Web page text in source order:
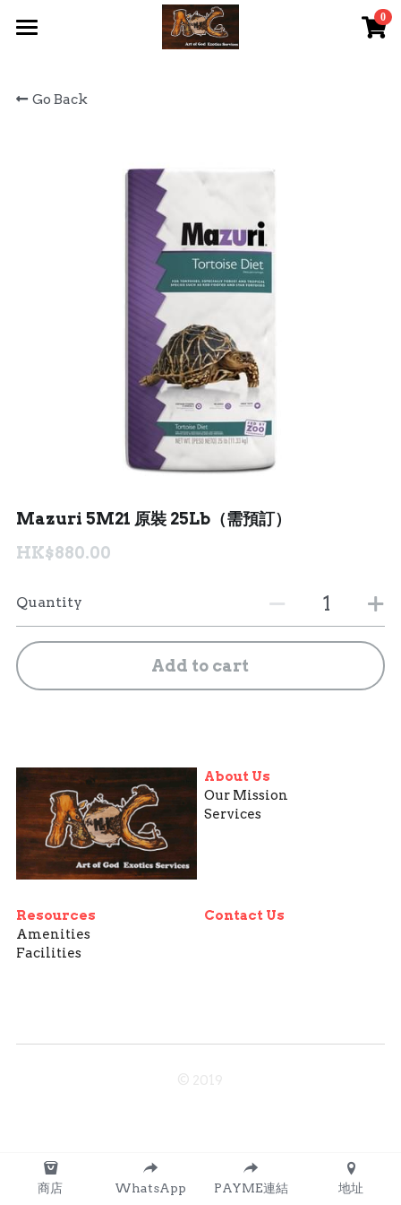
0
關於我們 About Us
最新資訊 Latest News
網上商店 Shop Now
飼養陸龜小貼士 Tips
Facebook 專頁Facebook Page
Tough Cubic 爬蟲箱預訂
聯絡我們 Contact Us
繁體中文
Go Back
Mazuri 5M21 原裝 25Lb（需預訂）
HK$880.00
Quantity
Add to cart
About Us
Our Mission
Services
Resources
Amenities
Facilities
Contact Us
×
STORE CATEGORIES
All Categories
商店 WhatsApp PAYME連結 地址